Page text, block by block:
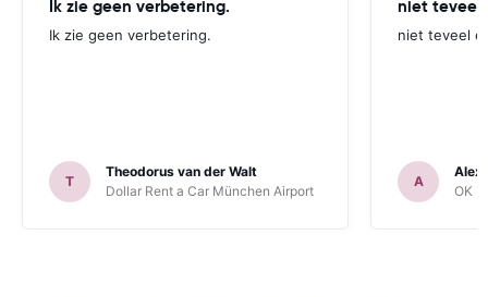
Ik zie geen verbetering.
Ik zie geen verbetering.
T
Theodorus van der Walt
Dollar Rent a Car München Airport
niet teveel
niet teveel
A
OK